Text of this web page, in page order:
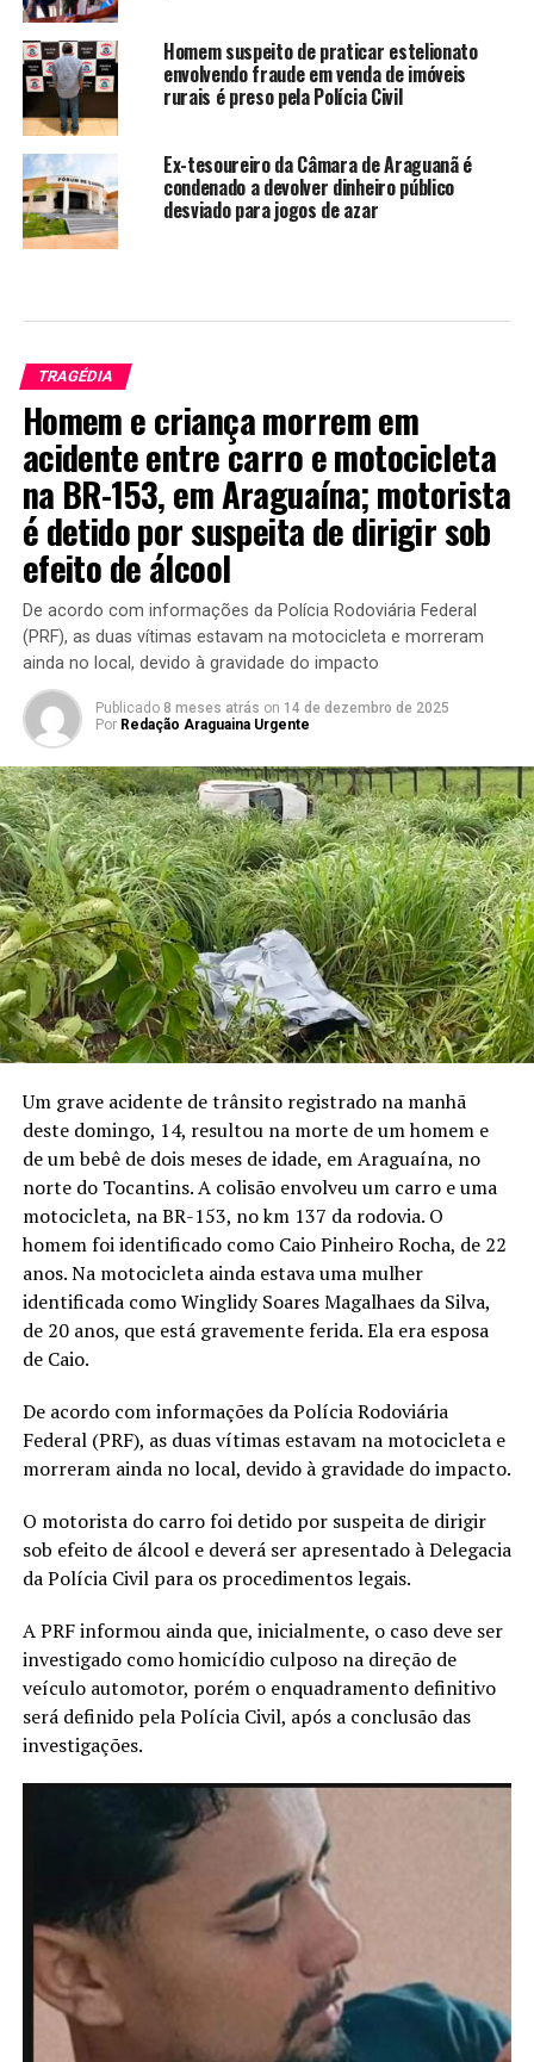
Homem suspeito de praticar estelionato
envolvendo fraude em venda de imóveis
rurais é preso pela Polícia Civil
Ex-tesoureiro da Câmara de Araguanã é
condenado a devolver dinheiro público
desviado para jogos de azar
TRAGÉDIA
Homem e criança morrem em
acidente entre carro e motocicleta
na BR-153, em Araguaína; motorista
é detido por suspeita de dirigir sob
efeito de álcool
De acordo com informações da Polícia Rodoviária Federal
(PRF), as duas vítimas estavam na motocicleta e morreram
ainda no local, devido à gravidade do impacto
Publicado 8 meses atrás on 14 de dezembro de 2025
Por Redação Araguaina Urgente
Um grave acidente de trânsito registrado na manhã
deste domingo, 14, resultou na morte de um homem e
de um bebê de dois meses de idade, em Araguaína, no
norte do Tocantins. A colisão envolveu um carro e uma
motocicleta, na BR-153, no km 137 da rodovia. O
homem foi identificado como Caio Pinheiro Rocha, de 22
anos. Na motocicleta ainda estava uma mulher
identificada como Winglidy Soares Magalhaes da Silva,
de 20 anos, que está gravemente ferida. Ela era esposa
de Caio.
De acordo com informações da Polícia Rodoviária
Federal (PRF), as duas vítimas estavam na motocicleta e
morreram ainda no local, devido à gravidade do impacto.
O motorista do carro foi detido por suspeita de dirigir
sob efeito de álcool e deverá ser apresentado à Delegacia
da Polícia Civil para os procedimentos legais.
A PRF informou ainda que, inicialmente, o caso deve ser
investigado como homicídio culposo na direção de
veículo automotor, porém o enquadramento definitivo
será definido pela Polícia Civil, após a conclusão das
investigações.